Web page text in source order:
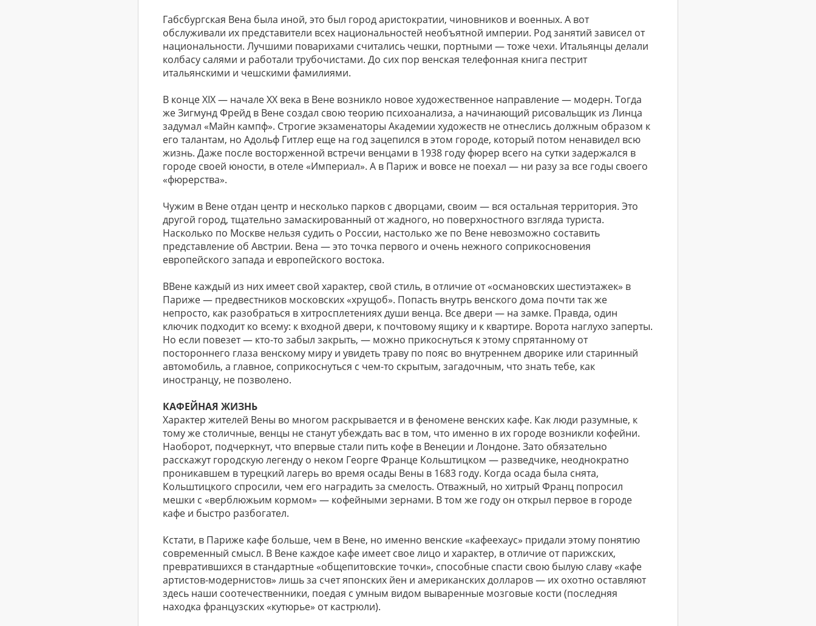
Габсбургская Вена была иной, это был город аристократии, чиновников и военных. А вот
обслуживали их представители всех национальностей необъятной империи. Род занятий зависел от
национальности. Лучшими поварихами считались чешки, портными — тоже чехи. Итальянцы делали
колбасу салями и работали трубочистами. До сих пор венская телефонная книга пестрит
итальянскими и чешскими фамилиями.
В конце XIX — начале ХХ века в Вене возникло новое художественное направление — модерн. Тогда
же Зигмунд Фрейд в Вене создал свою теорию психоанализа, а начинающий рисовальщик из Линца
задумал «Майн кампф». Строгие экзаменаторы Академии художеств не отнеслись должным образом к
его талантам, но Адольф Гитлер еще на год зацепился в этом городе, который потом ненавидел всю
жизнь. Даже после восторженной встречи венцами в 1938 году фюрер всего на сутки задержался в
городе своей юности, в отеле «Империал». А в Париж и вовсе не поехал — ни разу за все годы своего
«фюрерства».
Чужим в Вене отдан центр и несколько парков с дворцами, своим — вся остальная территория. Это
другой город, тщательно замаскированный от жадного, но поверхностного взгляда туриста.
Насколько по Москве нельзя судить о России, настолько же по Вене невозможно составить
представление об Австрии. Вена — это точка первого и очень нежного соприкосновения
европейского запада и европейского востока.
ВВене каждый из них имеет свой характер, свой стиль, в отличие от «османовских шестиэтажек» в
Париже — предвестников московских «хрущоб». Попасть внутрь венского дома почти так же
непросто, как разобраться в хитросплетениях души венца. Все двери — на замке. Правда, один
ключик подходит ко всему: к входной двери, к почтовому ящику и к квартире. Ворота наглухо заперты.
Но если повезет — кто-то забыл закрыть, — можно прикоснуться к этому спрятанному от
постороннего глаза венскому миру и увидеть траву по пояс во внутреннем дворике или старинный
автомобиль, а главное, соприкоснуться с чем-то скрытым, загадочным, что знать тебе, как
иностранцу, не позволено.
КАФЕЙНАЯ ЖИЗНЬ
Характер жителей Вены во многом раскрывается и в феномене венских кафе. Как люди разумные, к
тому же столичные, венцы не станут убеждать вас в том, что именно в их городе возникли кофейни.
Наоборот, подчеркнут, что впервые стали пить кофе в Венеции и Лондоне. Зато обязательно
расскажут городскую легенду о неком Георге Франце Кольштицком — разведчике, неоднократно
проникавшем в турецкий лагерь во время осады Вены в 1683 году. Когда осада была снята,
Кольштицкого спросили, чем его наградить за смелость. Отважный, но хитрый Франц попросил
мешки с «верблюжьим кормом» — кофейными зернами. В том же году он открыл первое в городе
кафе и быстро разбогател.
Кстати, в Париже кафе больше, чем в Вене, но именно венские «кафеехаус» придали этому понятию
современный смысл. В Вене каждое кафе имеет свое лицо и характер, в отличие от парижских,
превратившихся в стандартные «общепитовские точки», способные спасти свою былую славу «кафе
артистов-модернистов» лишь за счет японских йен и американских долларов — их охотно оставляют
здесь наши соотечественники, поедая с умным видом вываренные мозговые кости (последняя
находка французских «кутюрье» от кастрюли).